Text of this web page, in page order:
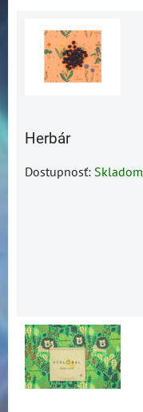
Herbár
Dostupnosť: Skladom